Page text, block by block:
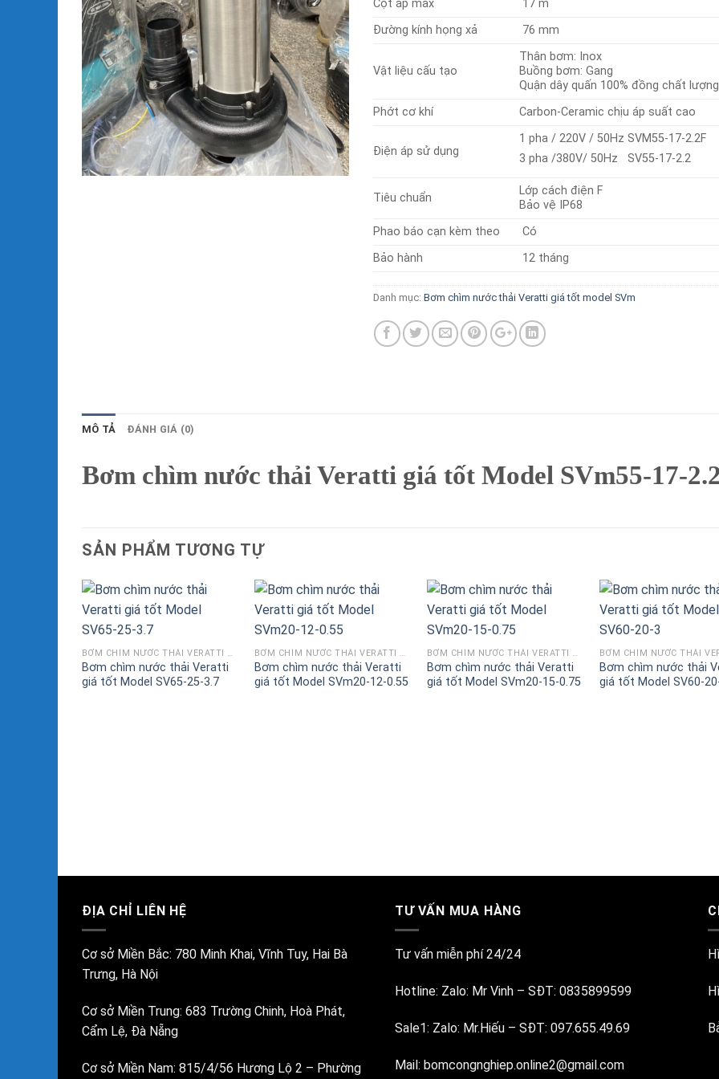
Cột áp max
17 m
Đường kính họng xả
76 mm
Vật liệu cấu tạo
Thân bơm: Inox
Buồng bơm: Gang
Quận dây quấn 100% đồng chất
Phớt cơ khí
Carbon-Ceramic chịu áp suất cao
Điện áp sử dụng
1 pha / 220V / 50Hz SVM55-17-2.2F
3 pha /380V/ 50Hz SV55-17-2.2
Tiêu chuẩn
Lớp cách điện F
Bảo vệ IP68
Phao báo cạn kèm theo
Có
Bảo hành
12 tháng
Danh mục: Bơm chìm nước thải Veratti giá tốt model SVm
MÔ TẢ ĐÁNH GIÁ (0)
Bơm chìm nước thải Veratti giá tốt Model SVm55-17-
SẢN PHẨM TƯƠNG TỰ
BƠM CHÌM NƯỚC THẢI VERATTI GIÁ TỐT MODEL SVM
Bơm chìm nước thải Veratti
giá tốt Model SV65-25-3.7
BƠM CHÌM NƯỚC THẢI VERATTI GIÁ TỐT MODEL SVM
Bơm chìm nước thải Veratti
giá tốt Model SVm20-12-0.55
BƠM CHÌM NƯỚC THẢI VERATTI GIÁ TỐT MODEL SVM
Bơm chìm nước thải Veratti
giá tốt Model SVm20-15-0.75
Bơm chìm nước thải
giá tốt Model SV60-
ĐỊA CHỈ LIÊN HỆ
Cơ sở Miền Bắc: 780 Minh Khai, Vĩnh Tuy, Hai Bà
Trưng, Hà Nội
Cơ sở Miền Trung: 683 Trường Chinh, Hoà Phát,
Cẩm Lệ, Đà Nẵng
Cơ sở Miền Nam: 815/4/56 Hương Lộ 2 – Phường
TƯ VẤN MUA HÀNG
Tư vấn miễn phí 24/24
Hotline: Zalo: Mr Vinh– SĐT: 0835899599
Sale1: Zalo: Mr.Hiếu– SĐT: 097.655.49.69
Mail: bomcongnghiep.online2@gmail.com